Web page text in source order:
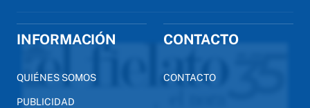
INFORMACIÓN
QUIÉNES SOMOS
PUBLICIDAD
CONTACTO
CONTACTO